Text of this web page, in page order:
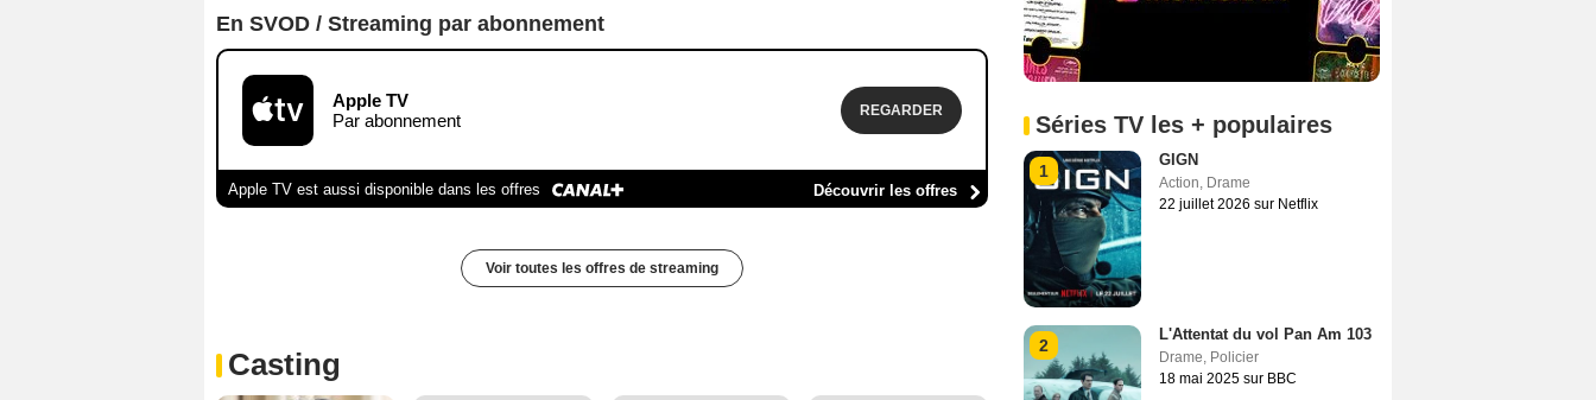
En SVOD / Streaming par abonnement
Apple TV
Par abonnement
REGARDER
Apple TV est aussi disponible dans les offres Découvrir les offres
Voir toutes les offres de streaming
Casting
Séries TV les + populaires
1
GIGN
Action, Drame
22 juillet 2026 sur Netflix
2
L'Attentat du vol Pan Am 103
Drame, Policier
18 mai 2025 sur BBC